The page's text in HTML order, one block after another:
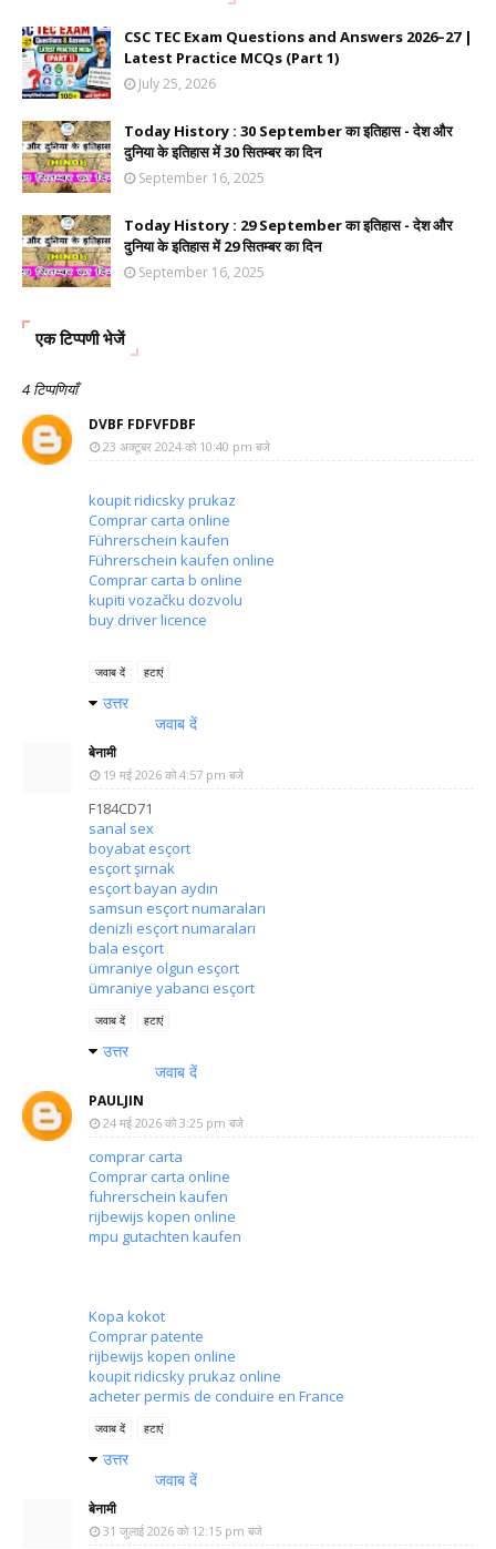
CSC TEC Exam Questions and Answers 2026–27 |
Latest Practice MCQs (Part 1)
July 25, 2026
Today History : 30 September का इतिहास - देश और
दुनिया के इतिहास में 30 सितम्बर का दिन
September 16, 2025
Today History : 29 September का इतिहास - देश और
दुनिया के इतिहास में 29 सितम्बर का दिन
September 16, 2025
एक टिप्पणी भेजें
4 टिप्पणियाँ
DVBF FDFVFDBF
23 अक्टूबर 2024 को 10:40 pm बजे
koupit ridicsky prukaz
Comprar carta online
Führerschein kaufen
Führerschein kaufen online
Comprar carta b online
kupiti vozačku dozvolu
buy driver licence
जवाब दें हटाएं
उत्तर
जवाब दें
बेनामी
19 मई 2026 को 4:57 pm बजे
F184CD71
sanal sex
boyabat esçort
esçort şırnak
esçort bayan aydın
samsun esçort numaraları
denizli esçort numaraları
bala esçort
ümraniye olgun esçort
ümraniye yabancı esçort
जवाब दें हटाएं
उत्तर
जवाब दें
PAULJIN
24 मई 2026 को 3:25 pm बजे
comprar carta
Comprar carta online
fuhrerschein kaufen
rijbewijs kopen online
mpu gutachten kaufen
Kopa kokot
Comprar patente
rijbewijs kopen online
koupit ridicsky prukaz online
acheter permis de conduire en France
जवाब दें हटाएं
उत्तर
जवाब दें
बेनामी
31 जुलाई 2026 को 12:15 pm बजे